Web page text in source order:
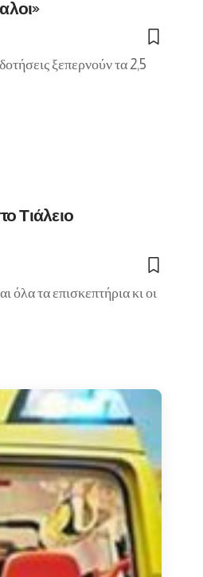
ξεπερνούν τα 2,5
Τιάλειο
όλα τα επισκεπτήρια κι οι